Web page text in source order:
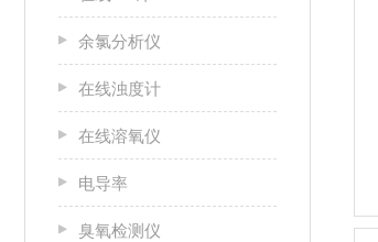
余氯分析仪
在线浊度计
在线溶氧仪
电导率
臭氧检测仪